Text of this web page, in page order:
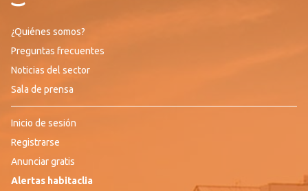
¿Quiénes somos?
Preguntas frecuentes
Noticias del sector
Sala de prensa
Inicio de sesión
Registrarse
Anunciar gratis
Alertas habitaclia